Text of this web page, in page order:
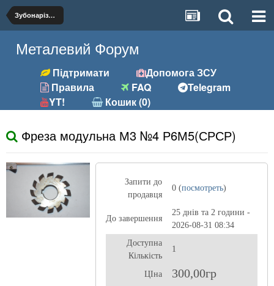
Зубонарізний
Металевий Форум
Підтримати
Допомога ЗСУ
Правила
FAQ
Telegram
YT!
Кошик (0)
Фреза модульна М3 №4 Р6М5(СРСР)
Запити до
продавця
0 (посмотреть)
До завершення
25 днів та 2 години -
2026-08-31 08:34
Доступна
Кількість
1
ЦІна 300,00гр